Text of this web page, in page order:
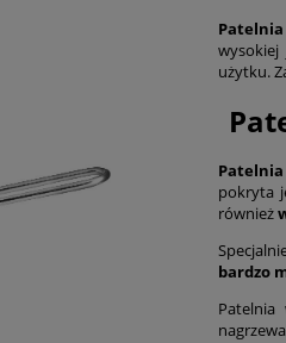
wysokiej
użytku.
pokryta
również
bardzo